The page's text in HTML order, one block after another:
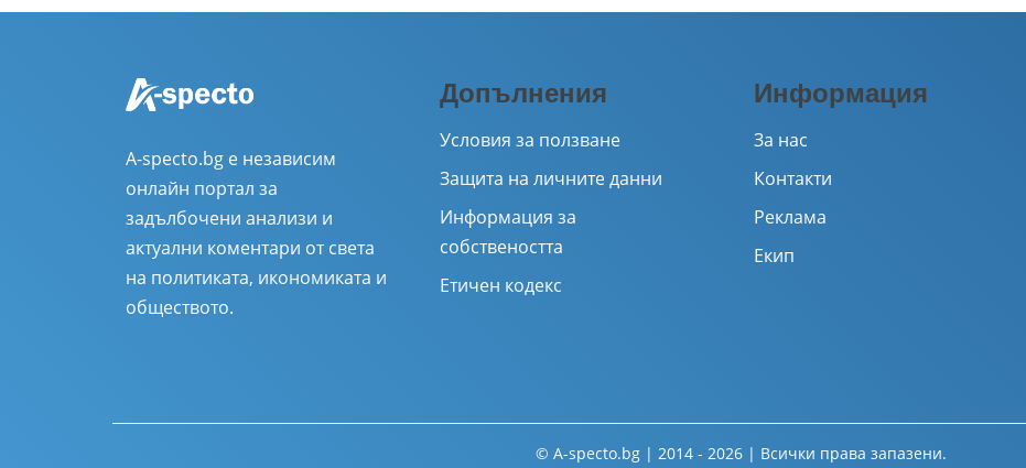
A-specto.bg е независим
онлайн портал за
задълбочени анализи и
актуални коментари от света
на политиката, икономиката и
обществото.
Допълнения
Условия за ползване
Защита на личните данни
Информация за
собствеността
Етичен кодекс
Информация
За нас
Контакти
Реклама
Екип
© A-specto.bg | 2014 - 2026 | Всички права запазени.